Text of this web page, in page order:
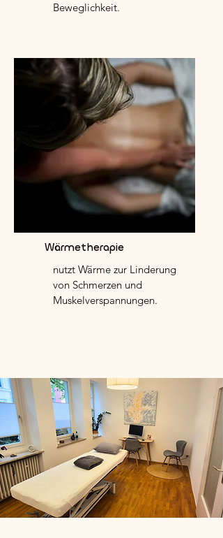
Beweglichkeit.
Wärmetherapie
nutzt Wärme zur Linderung
von Schmerzen und
Muskelverspannungen.